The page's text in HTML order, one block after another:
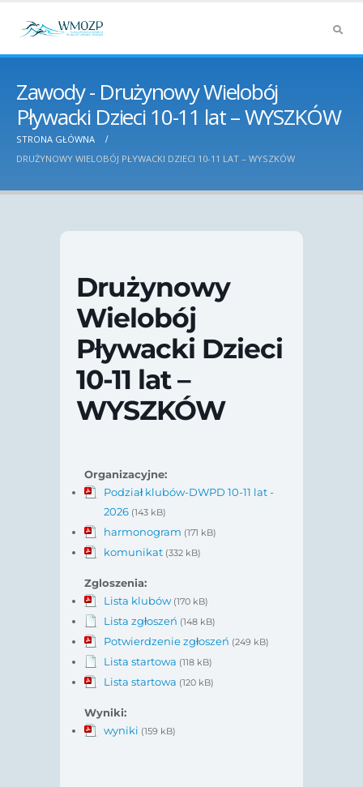
Zawody - Drużynowy Wielobój
Pływacki Dzieci 10-11 lat – WYSZKÓW
STRONA GŁÓWNA
DRUŻYNOWY WIELOBÓJ PŁYWACKI DZIECI 10-11 LAT – WYSZKÓW
Drużynowy
Wielobój
Pływacki Dzieci
10-11 lat –
WYSZKÓW
Organizacyjne:
Podział klubów-DWPD 10-11 lat -
2026 (143 kB)
harmonogram (171 kB)
komunikat (332 kB)
Zgloszenia:
Lista klubów (170 kB)
Lista zgłoszeń (148 kB)
Potwierdzenie zgłoszeń (249 kB)
Lista startowa (118 kB)
Lista startowa (120 kB)
Wyniki:
wyniki (159 kB)